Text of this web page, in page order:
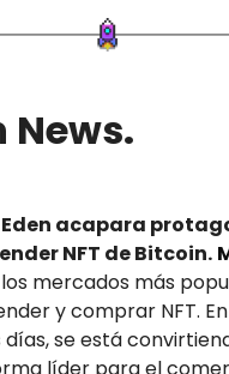
News.
acapara
NFT de Bitcoin.
mercados más
y comprar NFT.
se está
líder para el